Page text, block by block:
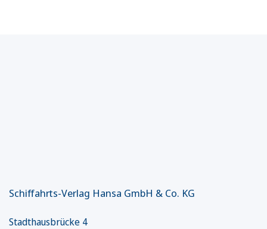
Schiffahrts-Verlag Hansa GmbH & Co. KG
Stadthausbrücke 4